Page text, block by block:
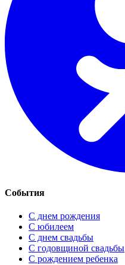
События
С днем рождения
С юбилеем
С днем свадьбы
С годовщиной свадьбы
С рождением ребенка